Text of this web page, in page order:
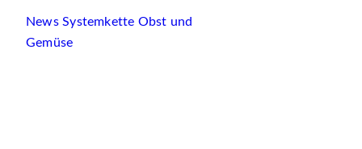
News Systemkette Obst und
Gemüse